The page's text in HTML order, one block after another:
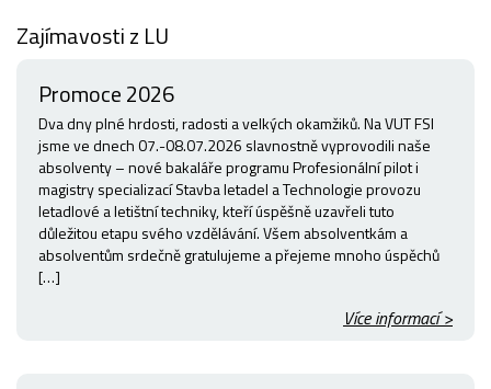
Zajímavosti z LU
Promoce 2026
Dva dny plné hrdosti, radosti a velkých okamžiků. Na VUT FSI
jsme ve dnech 07.-08.07.2026 slavnostně vyprovodili naše
absolventy – nové bakaláře programu Profesionální pilot i
magistry specializací Stavba letadel a Technologie provozu
letadlové a letištní techniky, kteří úspěšně uzavřeli tuto
důležitou etapu svého vzdělávání. Všem absolventkám a
absolventům srdečně gratulujeme a přejeme mnoho úspěchů
[…]
Více informací >